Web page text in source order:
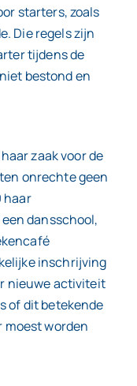
starters, zoals
Die regels zijn
tijdens de
bestond en
zaak voor de
onrechte geen
haar
dansschool,
inschrijving
nieuwe activiteit
of dit betekende
moest worden